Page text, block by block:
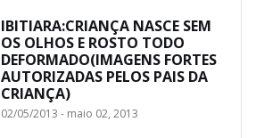
IBITIARA:CRIANÇA NASCE SEM
OS OLHOS E ROSTO TODO
DEFORMADO(IMAGENS FORTES
AUTORIZADAS PELOS PAIS DA
CRIANÇA)
02/05/2013 - maio 02, 2013